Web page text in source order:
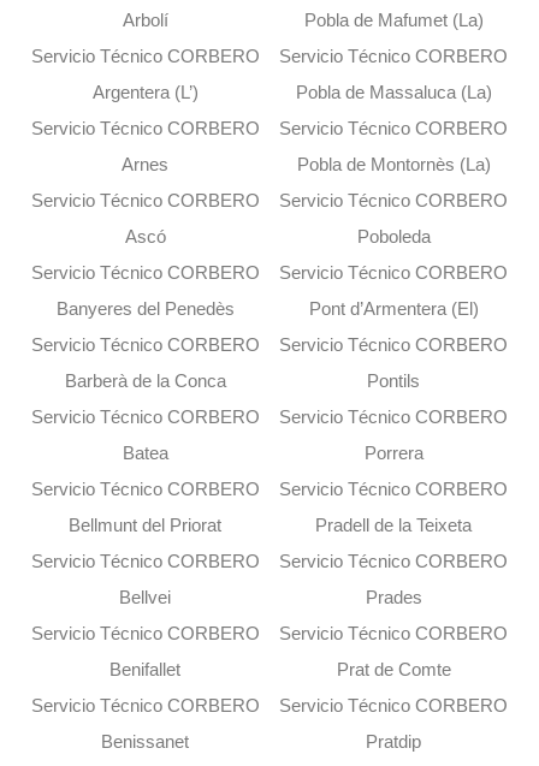
Arbolí
Servicio Técnico CORBERO
Argentera (L’)
Servicio Técnico CORBERO
Arnes
Servicio Técnico CORBERO
Ascó
Servicio Técnico CORBERO
Banyeres del Penedès
Servicio Técnico CORBERO
Barberà de la Conca
Servicio Técnico CORBERO
Batea
Servicio Técnico CORBERO
Bellmunt del Priorat
Servicio Técnico CORBERO
Bellvei
Servicio Técnico CORBERO
Benifallet
Servicio Técnico CORBERO
Benissanet
Pobla de Mafumet (La)
Servicio Técnico CORBERO
Pobla de Massaluca (La)
Servicio Técnico CORBERO
Pobla de Montornès (La)
Servicio Técnico CORBERO
Poboleda
Servicio Técnico CORBERO
Pont d’Armentera (El)
Servicio Técnico CORBERO
Pontils
Servicio Técnico CORBERO
Porrera
Servicio Técnico CORBERO
Pradell de la Teixeta
Servicio Técnico CORBERO
Prades
Servicio Técnico CORBERO
Prat de Comte
Servicio Técnico CORBERO
Pratdip